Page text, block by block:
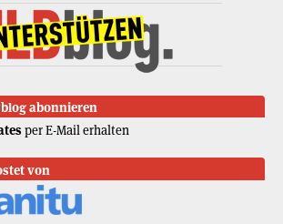
abonnieren
per E-Mail erhalten
von